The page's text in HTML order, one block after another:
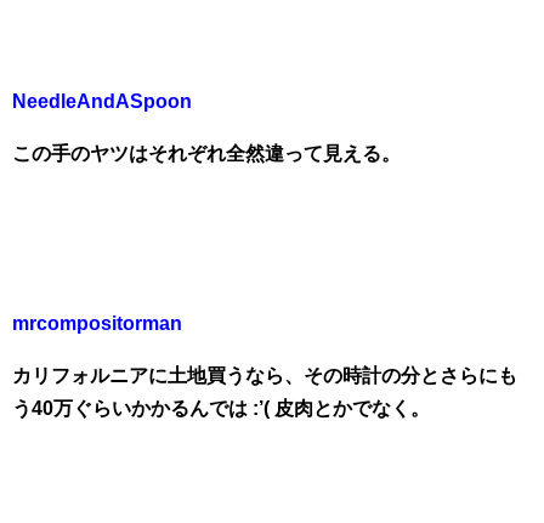
NeedleAndASpoon
この手のヤツはそれぞれ全然違って見える。
mrcompositorman
カリフォルニアに土地買うなら、その時計の分とさらにも
う40万ぐらいかかるんでは :’( 皮肉とかでなく。